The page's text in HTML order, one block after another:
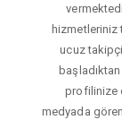
hizmetleriniz
ucuz
başladıktan
profilinize
medyada